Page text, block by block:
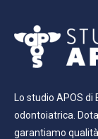
Lo studio APOS di
odontoiatrica.
garantiamo